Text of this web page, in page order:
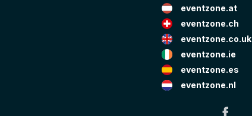
eventzone.at
eventzone.ch
eventzone.co.uk
eventzone.ie
eventzone.es
eventzone.nl